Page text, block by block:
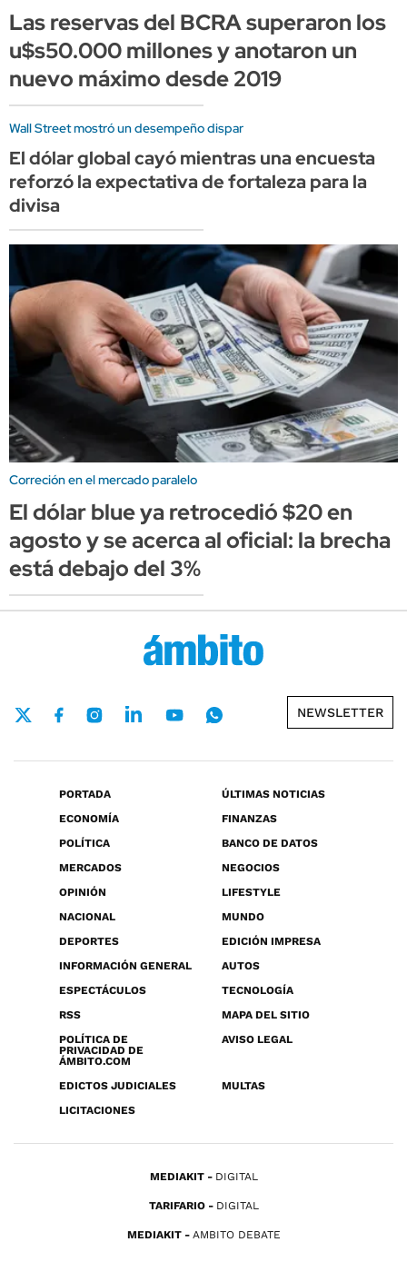
Las reservas del BCRA superaron los
u$s50.000 millones y anotaron un
nuevo máximo desde 2019
Wall Street mostró un desempeño dispar
El dólar global cayó mientras una encuesta
reforzó la expectativa de fortaleza para la
divisa
Correción en el mercado paralelo
El dólar blue ya retrocedió $20 en
agosto y se acerca al oficial: la brecha
está debajo del 3%
NEWSLETTER
PORTADA
ÚLTIMAS NOTICIAS
ECONOMÍA
FINANZAS
POLÍTICA
BANCO DE DATOS
MERCADOS
NEGOCIOS
OPINIÓN
LIFESTYLE
NACIONAL
MUNDO
DEPORTES
EDICIÓN IMPRESA
INFORMACIÓN GENERAL
AUTOS
ESPECTÁCULOS
TECNOLOGÍA
RSS
MAPA DEL SITIO
POLÍTICA DE
PRIVACIDAD DE
ÁMBITO.COM
AVISO LEGAL
EDICTOS JUDICIALES
MULTAS
LICITACIONES
MEDIAKIT DIGITAL
TARIFARIO DIGITAL
MEDIAKIT AMBITO DEBATE